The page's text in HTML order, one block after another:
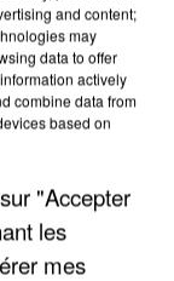
À SON
and content;
may
data to offer
actively
combine data from
based on
"Accepter
les
mes